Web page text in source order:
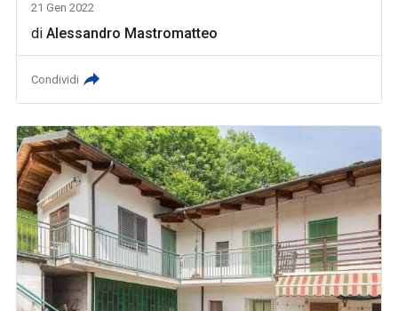
21 Gen 2022
diAlessandro Mastromatteo
Condividi